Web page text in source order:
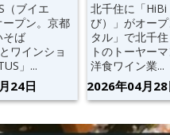
（ブイエ
ープン。京都
そば
ワインショ
」...
24日
北千住に「HiBi
び）」がオー
タル」で北千
トのトーヤー
洋食ワイン業...
2026年04月28